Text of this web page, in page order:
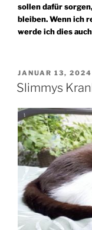
sollen dafür
bleiben. Wenn ich
werde ich dies
VERÖFFENTLICHT
AM
JANUAR 13, 2024
Slimmys